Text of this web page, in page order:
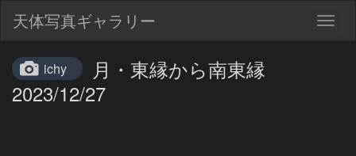
天体写真ギャラリー
ichy
月・東縁から南東縁
2023/12/27